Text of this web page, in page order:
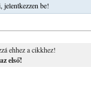
jelentkezzen be!
ehhez a cikkhez!
első!